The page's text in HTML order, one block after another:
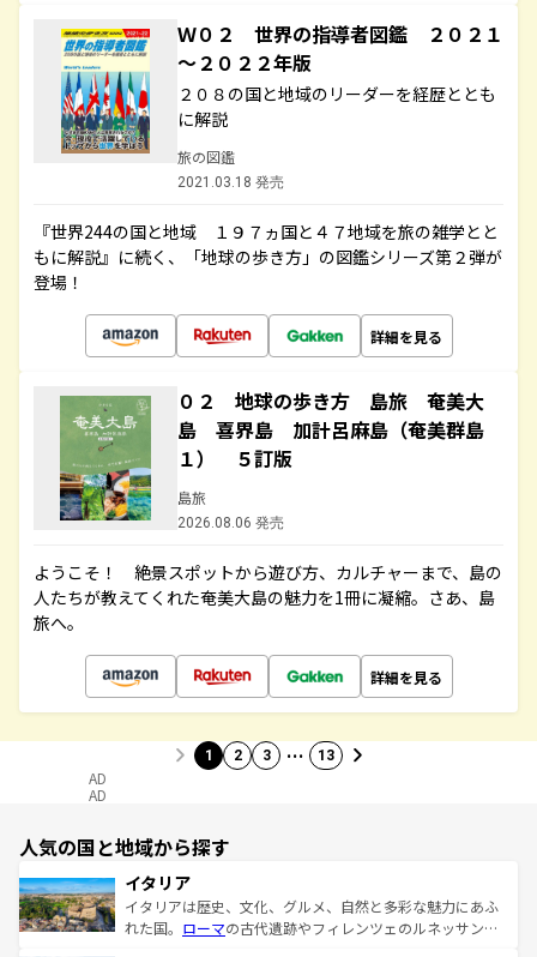
Ｗ０２ 世界の指導者図鑑 ２０２１
～２０２２年版
２０８の国と地域のリーダーを経歴ととも
に解説
旅の図鑑
2021.03.18 発売
『世界244の国と地域 １９７ヵ国と４７地域を旅の雑学とと
もに解説』に続く、「地球の歩き方」の図鑑シリーズ第２弾が
登場！
詳細を見る
０２ 地球の歩き方 島旅 奄美大
島 喜界島 加計呂麻島（奄美群島
１） ５訂版
島旅
2026.08.06 発売
ようこそ！ 絶景スポットから遊び方、カルチャーまで、島の
人たちが教えてくれた奄美大島の魅力を1冊に凝縮。さあ、島
旅へ。
詳細を見る
1 2 3 … 13
AD
AD
人気の国と地域から探す
イタリア
イタリアは歴史、文化、グルメ、自然と多彩な魅力にあふ
れた国。 ローマの古代遺跡やフィレンツェのルネッサンス